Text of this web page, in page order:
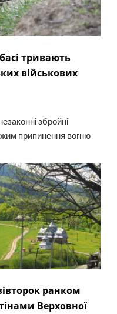
тривають
військових
збройні
припинення вогню
ранком
Верховної